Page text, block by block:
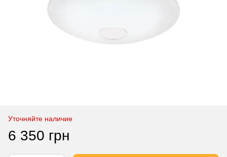
Уточняйте наличие
6 350 грн